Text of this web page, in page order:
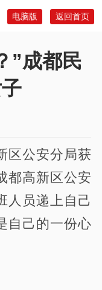
返回首页
电脑版
”成都民
区公安分局获
都高新区公安
人员递上自己
自己的一份心